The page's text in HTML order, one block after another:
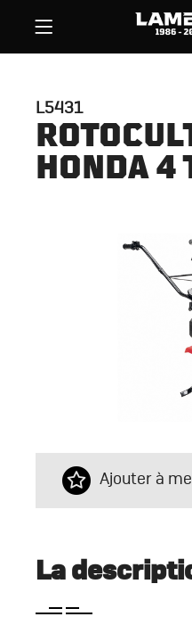
L5431
HONDA 4
Ajouter à
La